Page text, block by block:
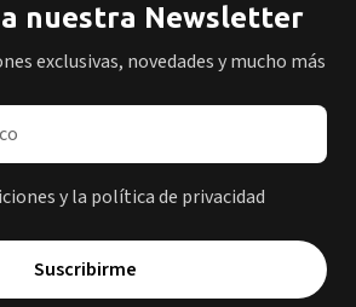
nuestra Newsletter
exclusivas, novedades y mucho más
y la política de privacidad
Suscribirme